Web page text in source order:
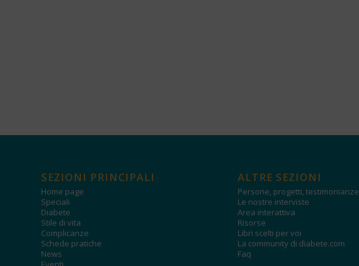
SEZIONI PRINCIPALI
Home page
Speciali
Diabete
Stile di vita
Complicanze
Schede pratiche
News
ALTRE SEZIONI
Persone, progetti, testimonianze
Le nostre interviste
Area interattiva
Risorse
Libri scelti per voi
La community di diabete.com
Faq